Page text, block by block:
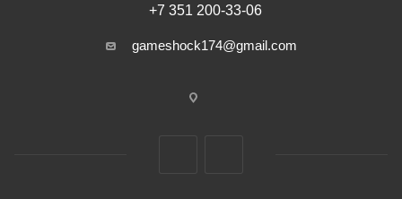
+7 351 200-33-06
gameshock174@gmail.com